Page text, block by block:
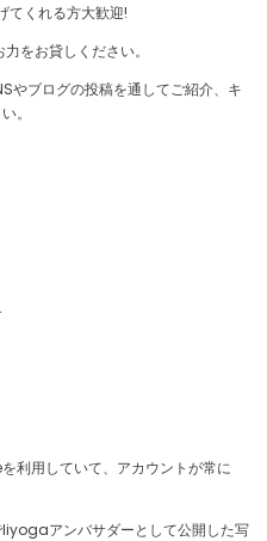
てくれる方大歓迎!
をお貸しください。
やブログの投稿を通してご紹介、キ
。
利用していて、アカウントが常に
liyogaアンバサダーとして公開した写